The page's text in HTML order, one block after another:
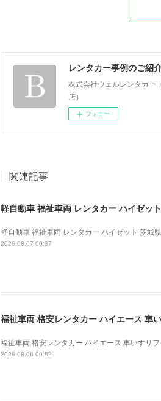
レンタカー事例のご紹
株式会社ウェルレンタカー
店）
フォロー
関連記事
軽自動車 福祉車両 レンタカー ハイゼッ
軽自動車 福祉車両 レンタカー ハイゼット 茨城
2026.08.07 00:37
福祉車両 格安レンタカー ハイエース 車
福祉車両 格安レンタカー ハイエース 車いすリ
2026.08.06 00:52